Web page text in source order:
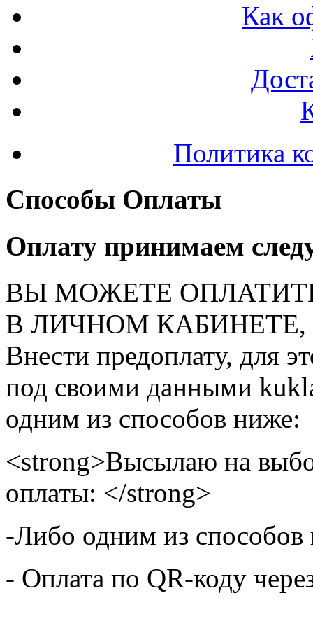
Как
Политика
Способы Оплаты
Оплату принимаем
ВЫ МОЖЕТЕ
В ЛИЧНОМ КАБИНЕТЕ,
Внести предоплату, для
под своими данными
одним из способов ниже:
<strong>Высылаю на
оплаты: </strong>
-Либо одним из
- Оплата по QR-коду